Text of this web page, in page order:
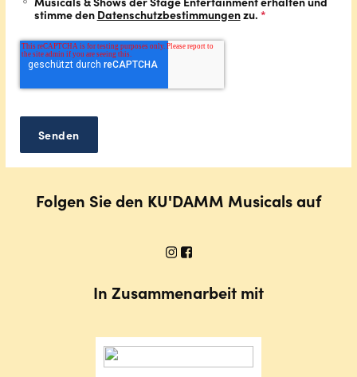
stimme den Datenschutzbestimmungenzu. *
Folgen Sie den KU'DAMM Musicals auf
In Zusammenarbeit mit